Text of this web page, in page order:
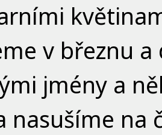
v březnu
jmény a
nasušíme na